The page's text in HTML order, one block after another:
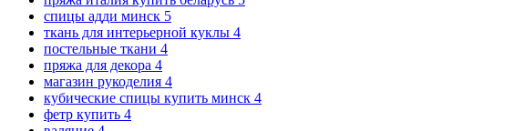
спицы адди минск 5
ткань для интерьерной куклы 4
постельные ткани 4
пряжа для декора 4
магазин рукоделия 4
кубические спицы купить минск 4
фетр купить 4